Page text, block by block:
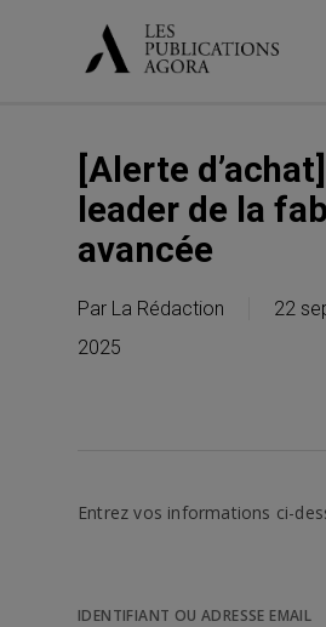
[Alerte
leader de la
avancée
Par La Rédaction
22
2025
Entrez vos informations ci-
IDENTIFIANT OU ADRESSE EMAIL